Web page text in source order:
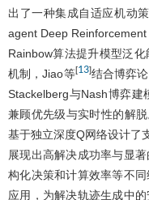
出了一种集成自适应机动
agent Deep
Rainbow算法提升模型泛
机制，Jiao等[13]结合博弈
Stackelberg与Nash博弈建
兼顾优先级与实时性的解
基于独立深度Q网络设计了
展现出高解决成功率与显
构化决策和计算效率等不
应用，为解决轨迹生成中